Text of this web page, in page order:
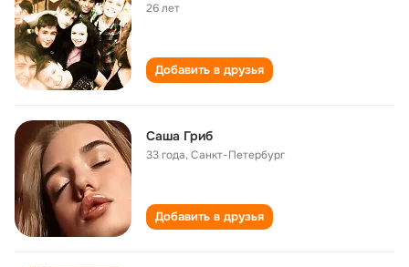
26 лет
Добавить в друзья
Саша Гриб
33 года,Санкт-Петербург
Добавить в друзья